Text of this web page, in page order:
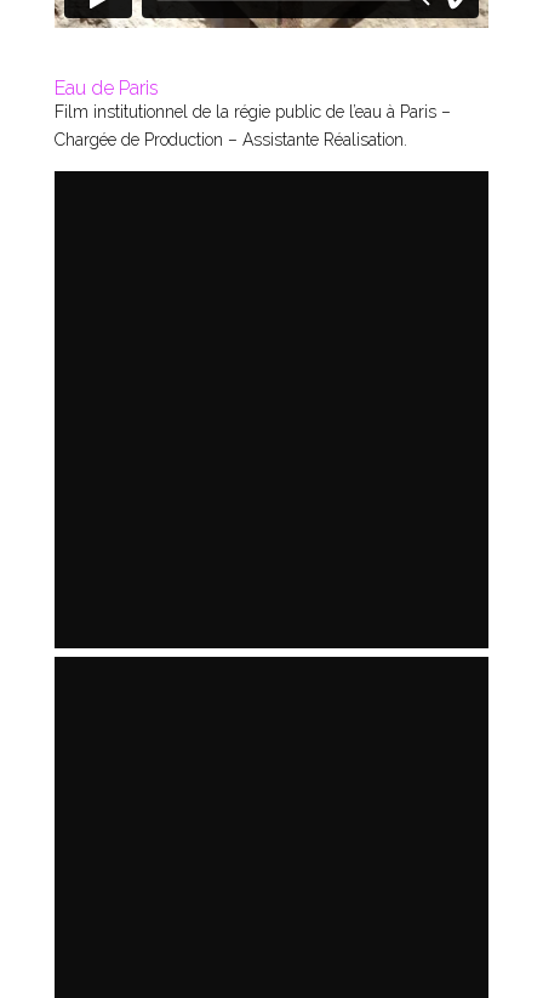
Eau de Paris
Film institutionnel de la régie public de l’eau à Paris –
Chargée de Production – Assistante Réalisation.